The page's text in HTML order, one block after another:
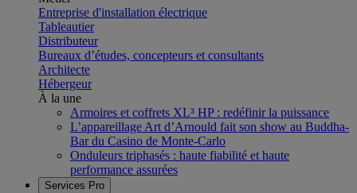
Entreprise d'installation électrique
Tableautier
Distributeur
Bureaux d’études, concepteurs et consultants
Architecte
Hébergeur
À la une
Armoires et coffrets XL³ HP : redéfinir la puissance
L’appareillage Art d’Arnould fait son show au Buddha-
Bar du Casino de Monte-Carlo
Onduleurs triphasés : haute fiabilité et haute
performance assurées
Services Pro